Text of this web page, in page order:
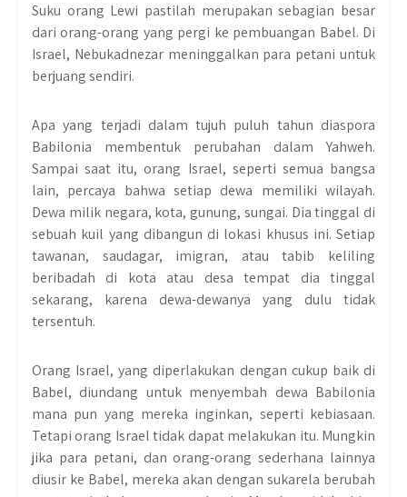
Suku orang Lewi pastilah merupakan sebagian besar
dari orang-orang yang pergi ke pembuangan Babel. Di
Israel, Nebukadnezar meninggalkan para petani untuk
berjuang sendiri.
Apa yang terjadi dalam tujuh puluh tahun diaspora
Babilonia membentuk perubahan dalam Yahweh.
Sampai saat itu, orang Israel, seperti semua bangsa
lain, percaya bahwa setiap dewa memiliki wilayah.
Dewa milik negara, kota, gunung, sungai. Dia tinggal di
sebuah kuil yang dibangun di lokasi khusus ini. Setiap
tawanan, saudagar, imigran, atau tabib keliling
beribadah di kota atau desa tempat dia tinggal
sekarang, karena dewa-dewanya yang dulu tidak
tersentuh.
Orang Israel, yang diperlakukan dengan cukup baik di
Babel, diundang untuk menyembah dewa Babilonia
mana pun yang mereka inginkan, seperti kebiasaan.
Tetapi orang Israel tidak dapat melakukan itu. Mungkin
jika para petani, dan orang-orang sederhana lainnya
diusir ke Babel, mereka akan dengan sukarela berubah